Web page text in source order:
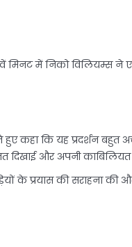
मिनट में निको
कहा कि यह प्रदर्शन बहुत
और अपनी काबिलियत
के प्रयास की सराहना की